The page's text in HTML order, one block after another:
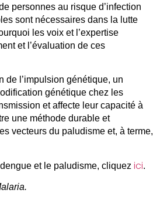
personnes au risque d’infection
sont nécessaires dans la lutte
les voix et l’expertise
et l’évaluation de ces
de l’impulsion génétique, un
génétique chez les
et affecte leur capacité à
une méthode durable et
vecteurs du paludisme et, à terme,
et le paludisme, cliquez ici.